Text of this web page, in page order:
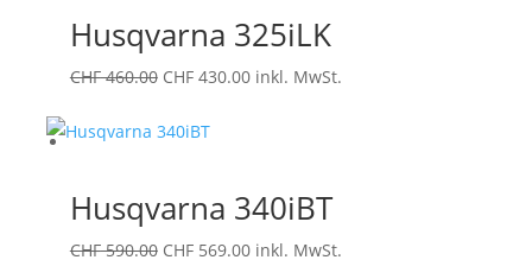
Husqvarna 325iLK
CHF460.00 Ursprünglicher
war:
CHF430.00Aktueller
inkl. MwSt.
Husqvarna 340iBT
CHF590.00 Ursprünglicher
CHF569.00Aktueller
inkl. MwSt.